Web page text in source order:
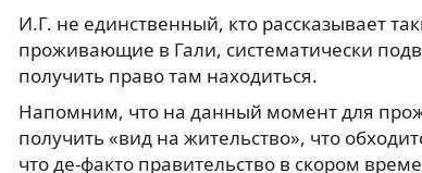
И.Г. не единственный, кто рассказывает
проживающие в Гали, систематически
получить право там находиться.
Напомним, что на данный момент для
получить «вид на жительство», что
что де-факто правительство в скором